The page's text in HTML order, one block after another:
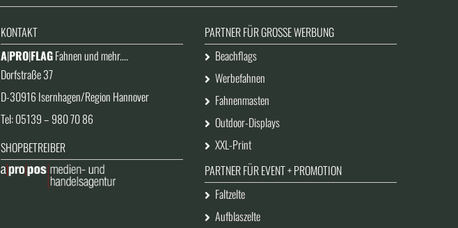
KONTAKT
A|PRO|FLAGFahnen und mehr....
Dorfstraße 37
D-30916 Isernhagen/Region Hannover
Tel: 05139 – 980 70 86
SHOPBETREIBER
PARTNER FÜR GROSSE WERBUNG
Beachflags
Werbefahnen
Fahnenmasten
Outdoor-Displays
XXL-Print
PARTNER FÜR EVENT + PROMOTION
Faltzelte
Aufblaszelte